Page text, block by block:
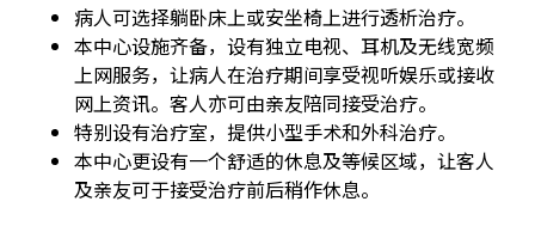
病人可选择躺卧床上或安坐椅上进行透析治疗。
本中心设施齐备，设有独立电视、耳机及无线宽频
上网服务，让病人在治疗期间享受视听娱乐或接收
网上资讯。客人亦可由亲友陪同接受治疗。
特别设有治疗室，提供小型手术和外科治疗。
本中心更设有一个舒适的休息及等候区域，让客人
及亲友可于接受治疗前后稍作休息。